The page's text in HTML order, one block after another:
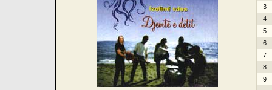
3
4
5
6
7
8
9